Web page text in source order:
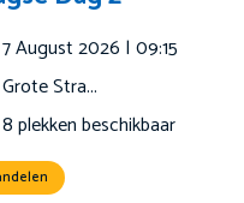
7 August 2026 | 09:15
Grote Stra...
8 plekken beschikbaar